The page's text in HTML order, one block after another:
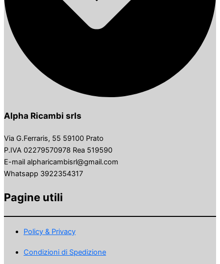
Alpha Ricambi srls
Via G.Ferraris, 55 59100 Prato
P.IVA 02279570978 Rea 519590
E-mail alpharicambisrl@gmail.com
Whatsapp 3922354317
Pagine utili
Policy & Privacy
Condizioni di Spedizione